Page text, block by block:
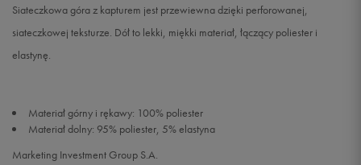
Siateczkowa góra z kapturem jest przewiewna dzięki perforowanej,
siateczkowej teksturze. Dół to lekki, miękki materiał, łączący poliester i
elastynę.
Materiał górny i rękawy: 100% poliester
Materiał dolny: 95% poliester, 5% elastyna
Marketing Investment Group S.A.